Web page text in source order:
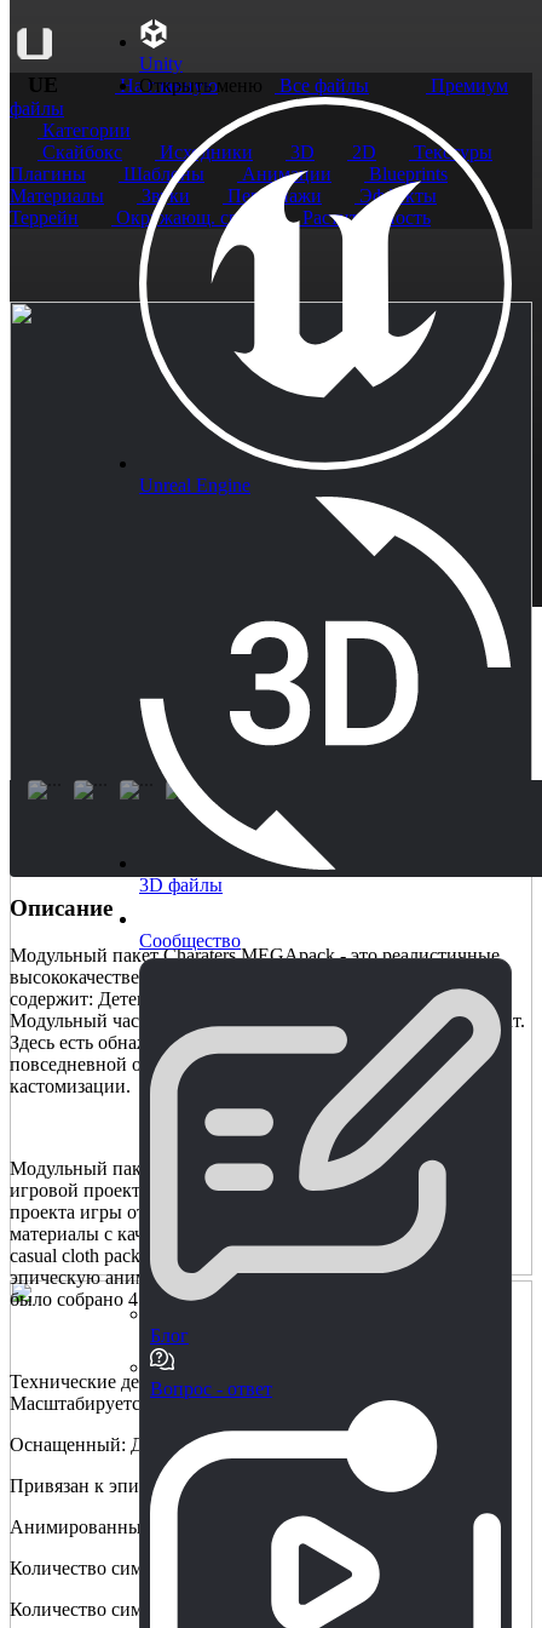
Unity
Открыть меню
Unreal Engine
3D файлы
Сообщество
Блог
Вопрос - ответ
UE На главную Все файлы
Премиум
файлы
Категории
Скайбокс
Исходники 3D 2D
Текстуры
Плагины
Шаблоны Анимации
Blueprints
Материалы
Звуки Персонажи
Эффекты
Террейн
Окружающ. среда Растительность
Описание
Модульный пакет Charaters MEGApack - это реалистичные
высококачественные персонажи для вашего проекта. Набор
содержит: Детективный и повседневный комплект одежды,
Модульный частный военный подрядчик, Модульный солдат.
Здесь есть обнаженное тело, набор полицейской, военной и
повседневной одежды, а также материалы PBR для
кастомизации.
Модульный пакет Charaters MEGApack интегрирован в
игровой проект от третьего лица. В дополнение к файлам
проекта игры от третьего лица, пакет также содержит
материалы с качественными текстурами PBR. Detective and
casual cloth pack имеет эпический скелет и использует
эпическую анимацию для демонстрации. В наборе также
было собрано 47 персонажей .
Технические детали
Масштабируется до эпического скелета: Да
Оснащенный: Да
Привязан к эпическому скелету: Да
Анимированный: Да
Количество символов: 47
Количество символов в вершинах: 10351 - 20000